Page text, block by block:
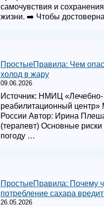
самочувствия и
жизни. ➡️ Чтобы
ПростыеПравила: Чем
холод в жару
09.06.2026
Источник: НМИЦ «Лечебно-
реабилитационный центр»
России Автор: Ирина
(терапевт) Основные
погоду …
ПростыеПравила: Почему
потребление сахара
26.05.2026